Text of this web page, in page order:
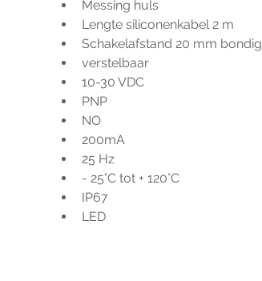
Messing huls
Lengte siliconenkabel 2 m
Schakelafstand 20 mm bondig
verstelbaar
10-30 VDC
PNP
NO
200mA
25 Hz
- 25°C tot + 120°C
IP67
LED